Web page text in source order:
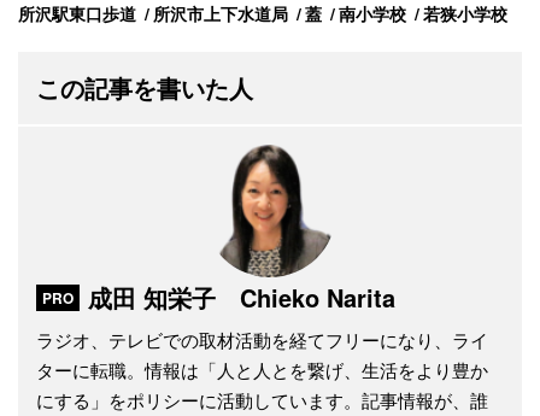
所沢駅東口歩道
所沢市上下水道局 蓋 南小学校 若狭小学校
この記事を書いた人
PRO 成田 知栄子 Chieko Narita
ラジオ、テレビでの取材活動を経てフリーになり、ライ
ターに転職。情報は「人と人とを繋げ、生活をより豊か
にする」をポリシーに活動しています。記事情報が、誰